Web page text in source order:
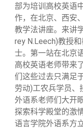
部为培训高校英语
作，在北京、西安
教学法讲座。来讲
rey N.Leech)教授
士。第一站在北京
高校英语老师带来
们这些过去只满足
劳动)工农兵学员、
外语系老师们大开
探索科学殿堂的激
语言学院外语系方